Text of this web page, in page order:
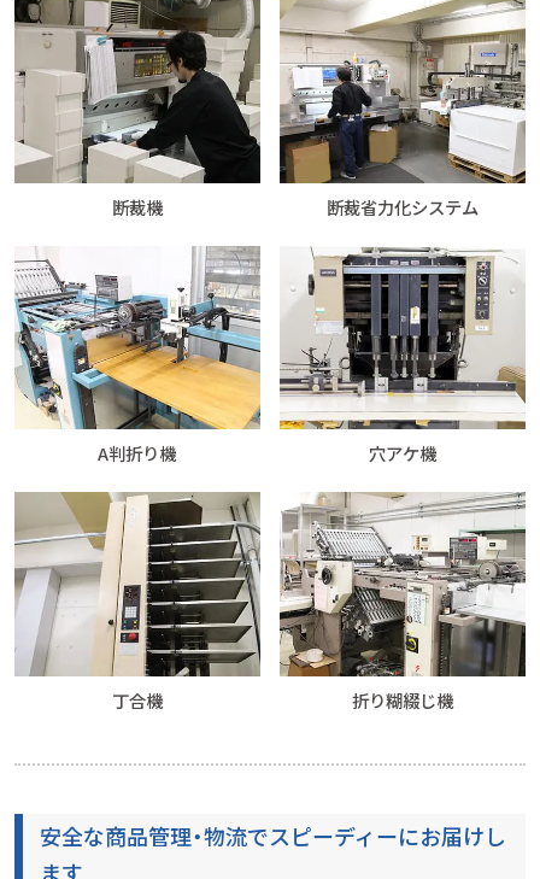
断裁機 断裁省力化システム
A判折り機 穴アケ機
丁合機 折り糊綴じ機
安全な商品管理・物流でスピーディーにお届けし
ます